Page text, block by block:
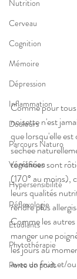
Nutrition
Cerveau
Cognition
Mémoire
Dépression
Inflammation
Douleurs
Parcours Naturo
Végétarien
Hypersensibilité
Réflexologie
Etudiants
Phytothérapie
Perte de poids
Comme pour
noisette n'est
que lorsqu'elle
séchée
torréfiées sont
(170° au moins),
leurs qualités
rendreplus
Comme les
manger une
les jours au
avec un fruit et/